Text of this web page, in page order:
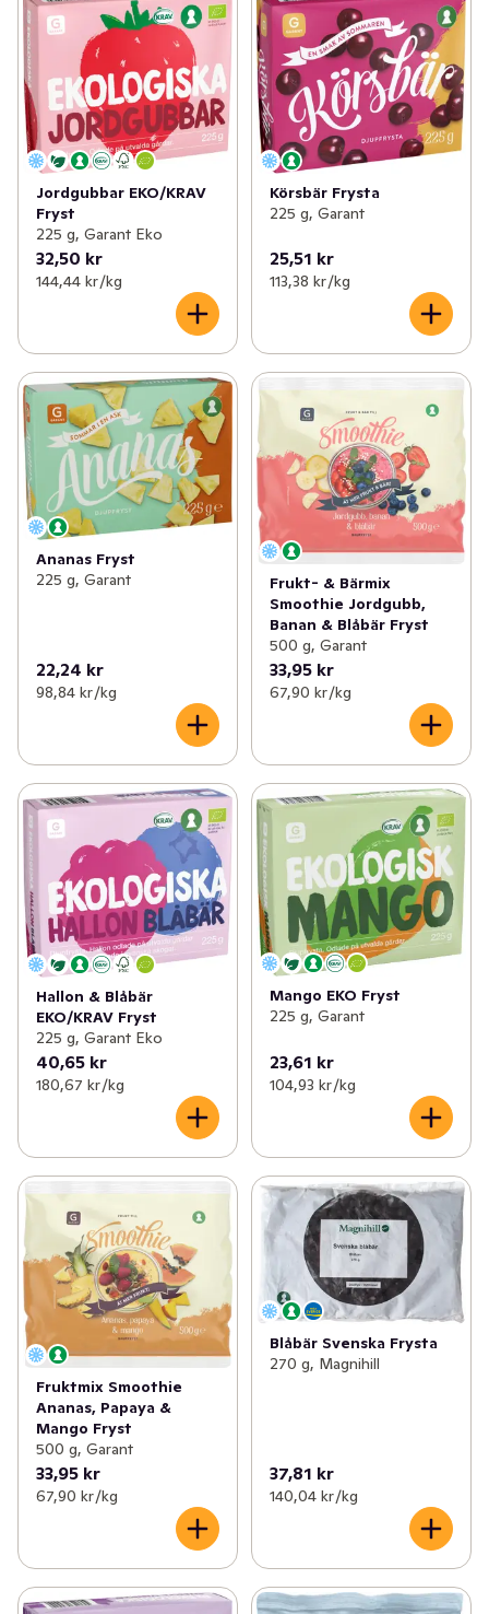
Jordgubbar EKO/KRAV
Fryst
225 g, Garant Eko
32,50 kr
144,44 kr /kg
Körsbär Frysta
225 g, Garant
25,51 kr
113,38 kr /kg
Ananas Fryst
225 g, Garant
22,24 kr
98,84 kr /kg
Frukt- & Bärmix
Smoothie Jordgubb,
Banan & Blåbär Fryst
500 g, Garant
33,95 kr
67,90 kr /kg
Hallon & Blåbär
EKO/KRAV Fryst
225 g, Garant Eko
40,65 kr
180,67 kr /kg
Mango EKO Fryst
225 g, Garant
23,61 kr
104,93 kr /kg
Fruktmix Smoothie
Ananas, Papaya &
Mango Fryst
500 g, Garant
33,95 kr
67,90 kr /kg
Blåbär Svenska Frysta
270 g, Magnihill
37,81 kr
140,04 kr /kg